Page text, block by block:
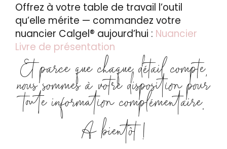
Offrez à votre table de travail l’outil
qu’elle mérite — commandez votre
nuancier Calgel® aujourd’hui : Nuancier
Livre de présentation
Et parce que chaque détail compte,
nous sommes à votre disposition pour
toute information complémentaire.
A bientôt !